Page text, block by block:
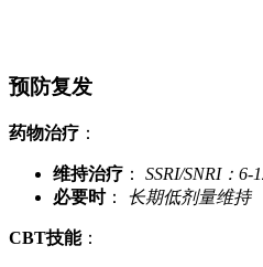
预防复发
药物治疗 ：
维持治疗 ： SSRI/SNRI：6-
必要时： 长期低剂量维持
CBT技能：